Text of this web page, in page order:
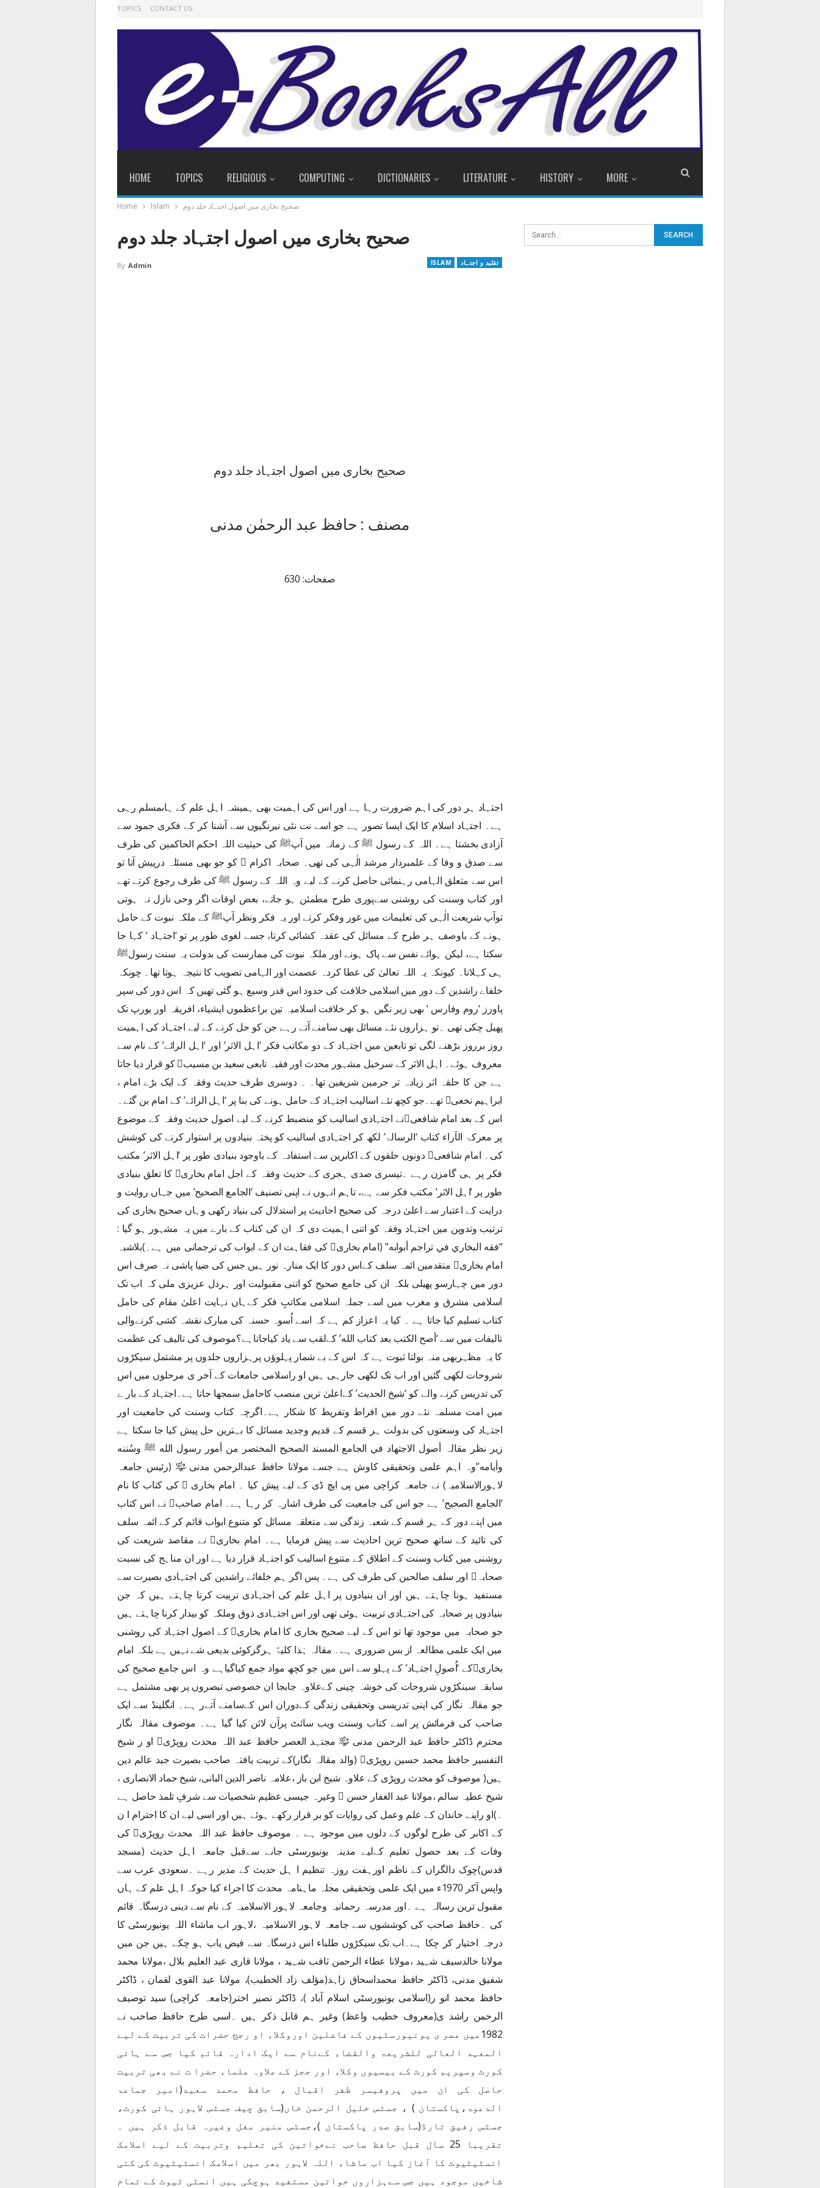
TOPICS CONTACT US
HOME TOPICS RELIGIOUS COMPUTING DICTIONARIES LITERATURE HISTORY MORE
Home Islam صحیح بخاری میں اصول اجتہاد جلد دوم
صحیح بخاری میں اصول اجتہاد جلد دوم
ISLAM تقلید و اجتہاد By Admin
صحیح بخاری میں اصول اجتہاد جلد دوم
مصنف : حافظ عبد الرحمٰن مدنی
صفحات: 630
اجتہاد ہر دور کی اہم ضرورت رہا ہے اور اس کی اہمیت بھی ہمیشہ اہل علم کے ہاںمسلم رہی
ہے۔ اجتہاد اسلام کا ایک ایسا تصور ہے جو اسے نت نئی نیرنگیوں سے آشنا کر کے فکری جمود سے
آزادی بخشتا ہے۔ اللہ کے رسول ﷺ کے زمانہ میں آپﷺ کی حیثیت اللہ احکم الحاکمین کی طرف
سے صدق و وفا کے علمبردار مرشد الٰہی کی تھی۔ صحابہ اکرام ﷢ کو جو بھی مسئلہ درپیش آتا تو
اس سے متعلق الہامی رہنمائی حاصل کرنے کے لیے وہ اللہ کے رسول ﷺ کی طرف رجوع کرتے تھے
اور کتاب وسنت کی روشنی سےپوری طرح مطمئن ہو جاتے، بعض اوقات اگر وحی نازل نہ ہوتی
توآپ شریعت الٰہی کی تعلیمات میں غور وفکر کرتے اور یہ فکر ونظر آپﷺ کے ملکہ نبوت کے حامل
ہونے کے باوصف ہر طرح کے مسائل کی عقدہ کشائی کرتا، جسے لغوی طور پر تو ‘اجتہاد ‘ کہا جا
سکتا ہے، لیکن ہوائے نفس سے پاک ہونے اور ملکہ نبوت کی ممارست کی بدولت یہ سنت رسولﷺ
ہی کہلاتا۔ کیونکہ یہ اللہ تعالیٰ کی عطا کردہ عصمت اور الہامی تصویب کا نتیجہ ہوتا تھا۔ چونکہ
خلفاے راشدین کے دور میں اسلامی خلافت کی حدود اس قدر وسیع ہو گئی تھیں کہ اس دور کی سپر
پاورز ‘روم وفارس ‘ بھی زیر نگیں ہو کر خلافت اسلامیہ تین براعظموں ایشیاء، افریقہ اور یورپ تک
پھیل چکی تھی ۔تو ہزاروں نئے مسائل بھی سامنے آتے رہے جن کو حل کرنے کے لیے اجتہاد کی اہمیت
روز برروز بڑھنے لگی تو تابعین میں اجتہاد کے دو مکاتب فکر ‘اہل الاثر’ اور ‘اہل الرائے’ کے نام سے
معروف ہوئے۔ اہل الاثر کے سرخیل مشہور محدث اور فقیہ تابعی سعید بن مسیب کو قرار دیا جاتا
ہے جن کا حلقہ اثر زیادہ تر حرمین شریفین تھا۔ ۔ دوسری طرف حدیث وفقہ کے ایک بڑے امام ،
ابراہیم نخعی تھے۔جو کچھ نئے اسالیب اجتہاد کے حامل ہونے کی بنا پر ‘اہل الرائے’ کے امام بن گئے۔
اس کے بعد امام شافعینے اجتہادی اسالیب کو منضبط کرنے کے لیے اصول حدیث وفقہ کے موضوع
پر معرکۃ الآراء کتاب ‘الرسالۃ’ لکھ کر اجتہادی اسالیب کو پختہ بنیادوں پر استوار کرنے کی کوشش
کی۔ امام شافعی دونوں حلقوں کے اکابرین سے استفادہ کے باوجود بنیادی طور پر ‘اہل الاثر’ مکتب
فکر پر ہی گامزن رہے ۔تیسری صدی ہجری کے حدیث وفقہ کے اجل امام بخاری کا تعلق بنیادی
طور پر ‘اہل الاثر’ مکتب فکر سے ہے، تاہم انہوں نے اپنی تصنیف ‘الجامع الصحیح’ میں جہاں روایت و
درایت کے اعتبار سے اعلیٰ درجہ کی صحیح احادیث پر استدلال کی بنیاد رکھی وہاں صحیح بخاری کی
ترتیب وتدوین میں اجتہاد وفقہ کو اتنی اہمیت دی کہ ان کی کتاب کے بارے میں یہ مشہور ہو گیا :
“فقه البخاري في تراجم أبوابه” (امام بخاری کی فقاہت ان کے ابواب کی ترجمانی میں ہے۔)بلاشبہ
امام بخاری متقدمین ائمہ سلف کےاس دور کا ایک منارہ نور ہیں جس کی ضیا پاشی نہ صرف اس
دور میں چہارسو پھیلی بلکہ ان کی جامع صحیح کو اتنی مقبولیت اور ہردل عزیزی ملی کہ اب تک
اسلامی مشرق و مغرب میں اسے جملہ اسلامی مکاتبِ فکر کےہاں نہایت اعلیٰ مقام کی حامل
کتاب تسلیم کیا جاتا ہے ۔ کیا یہ اعزاز کم ہے کہ اسے اُسوہ حسنہ کی مبارک نقشہ کشی کرنےوالی
تالیفات میں سے ‘أصح الکتب بعد کتاب الله’ کےلقب سے یاد کیاجاتاہے؟موصوف کی تالیف کی عظمت
کا یہ مظہربھی منہ بولتا ثبوت ہے کہ اس کے بے شمار پہلوؤں پرہزاروں جلدوں پر مشتمل سیکڑوں
شروحات لکھی گئیں اور اب تک لکھی جارہی ہیں او راسلامی جامعات کے آخر ی مرحلوں میں اس
کی تدریس کرنے والے کو ‘شیخ الحدیث’ کےاعلیٰ ترین منصب کاحامل سمجھا جاتا ہے۔اجتہاد کے بار ے
میں امت مسلمہ نئے دور میں افراط وتفریط کا شکار ہے۔اگرچہ کتاب وسنت کی جامعیت اور
اجتہاد کی وسعتوں کی بدولت ہر قسم کے قدیم وجدید مسائل کا بہترین حل پیش کیا جا سکتا ہے
زیر نظر مقالہ أصول الاجتهاد في الجامع المسند الصحیح المختصر من أمور رسول الله ﷺ وسُننه
وأیامه”وہ اہم علمی وتحقیقی کاوش ہے جسے مولانا حافظ عبدالرحمن مدنی ﷾ (رئیس جامعہ
لاہورالاسلامیہ) نے جامعہ کراچی میں پی ایچ ڈی کے لیے پیش کیا ۔ امام بخاری  کی کتاب کا نام
‘الجامع الصحیح’ ہے جو اس کی جامعیت کی طرف اشارہ کر رہا ہے۔ امام صاحب نے اس کتاب
میں اپنے دور کے ہر قسم کے شعبہ زندگی سے متعلقہ مسائل کو متنوع ابواب قائم کر کے ائمہ سلف
کی تائید کے ساتھ صحیح ترین احادیث سے پیش فرمایا ہے۔ امام بخاری نے مقاصد شریعت کی
روشنی میں کتاب وسنت کے اطلاق کے متنوع اسالیب کو اجتہاد قرار دیا ہے اور ان مناہج کی نسبت
صحابہ﷢ اور سلف صالحین کی طرف کی ہے۔ پس اگر ہم خلفائے راشدین کی اجتہادی بصیرت سے
مستفید ہونا چاہتے ہیں اور ان بنیادوں پر اہل علم کی اجتہادی تربیت کرنا چاہتے ہیں کہ جن
بنیادوں پر صحابہ کی اجتہادی تربیت ہوئی تھی اور اس اجتہادی ذوق وملکہ کو بیدار کرنا چاہتے ہیں
جو صحابہ میں موجود تھا تو اس کے لیے صحیح بخاری کا امام بخاری کے اصول اجتہاد کی روشنی
میں ایک علمی مطالعہ از بس ضروری ہے۔ مقالہ ہٰذا کلیۃً ہرگزکوئی بدیعی شے نہیں ہے بلکہ امام
بخاریکے ‘اُصولِ اجتہاد’ کے پہلو سے اس میں جو کچھ مواد جمع کیاگیاہے وہ اس جامع صحیح کی
سابقہ سینکڑوں شروحات کی خوشہ چینی کےعلاوہ جابجا ان خصوصی تبصروں پر بھی مشتمل ہے
جو مقالہ نگار کی اپنی تدریسی وتحقیقی زندگی کےدوران اس کےسامنے آتےر ہے۔ انگلینڈ سے ایک
صاحب کی فرمائش پر اسے کتاب وسنت ویب سائٹ پرآن لائن کیا گیا ہے۔ موصوف مقالہ نگار
محترم ڈاکٹر حافظ عبد الرحمن مدنی ﷾ مجتہد العصر حافظ عبد اللہ محدث روپڑی او ر شيخ
التفسير حافظ محمد حسین روپڑی (والد مقالہ نگار)کے تربیت یافتہ صاحب بصیرت جید عالم دین
ہیں( موصوف كو محدث روپڑی کے علاوہ شیخ ابن باز ،علامہ ناصر الدین البانی، شیخ حماد الانصاری ،
شیخ عطیہ سالم ،مولانا عبد الغفار حسن ﷭ وغیرہ جیسی عظیم شخصیات سے شرفِ تلمذ حاصل ہے
۔)او راپنے خاندان کے علم وعمل کی روایات کو بر قرار رکھے ہوئے ہیں اور اسی لیے ان کا احترام ا ن
کے اکابر کی طرح لوگوں کے دلوں میں موجود ہے ۔ موصوف حافظ عبد اللہ محدث روپڑی کی
وفات کے بعد حصول تعلیم کےلیے مدینہ یونیورسٹی جانے سےقبل جامعہ اہل حدیث (مسجد
قدس)چوک دالگراں کے ناظم اورہفت روزہ تنظیم ا ہل حدیث کے مدیر رہے ۔سعودی عرب سے
واپس آکر 1970ء میں ایک علمی وتحقیقی مجلہ ماہنامہ محدث کا اجراء کیا جوکہ اہل علم کے ہاں
مقبول ترین رسالہ ہے ۔اور مدرسہ رحمانیہ وجامعہ لاہور الاسلامیہ کے نام سے دینی درسگاہ قائم
کی ۔حافظ صاحب کی کوششوں سے جامعہ لاہور الاسلامیہ ،لاہور اب ماشاء اللہ یونیورسٹی کا
درجہ اختیار کر چکا ہے۔اب تک سیکڑوں طلباء اس درسگاہ سے فیض یاب ہو چکے ہیں جن میں
مولانا خالدسیف شہید ،مولانا عطاء الرحمن ثاقب شہید ، مولانا قاری عبد العلیم بلال ،مولانا محمد
شفیق مدنی، ڈاکٹر حافظ محمداسحاق زاہد(مؤلف زاد الخطیب)، مولانا عبد القوی لقمان ، ڈاکٹر
حافظ محمد انو ر(اسلامی یونیورسٹی اسلام آباد )، ڈاکٹر نصیر اختر(جامعہ کراچی) سید توصیف
الرحمن راشد ی(معروف خطیب واعظ) وغیر ہم قابل ذکر ہیں ۔اسی طرح حافظ صاحب نے
1982میں عصر ی یونیورسٹیوں کے فاضلین اوروکلاء او رجج حضرات کی تربیت کے لیے
المعہد العالی للشریعۃ والقضاء کےنام سے ایک ادارہ قائم کیا جس سے ہائی
کورٹ وسپریم کورٹ کے بیسیوں وکلاء اور ججز کے علاوہ علماء حضرا ت نے بھی تربیت
حاصل کی ان میں پروفیسر ظفر اقبال ، حافظ محمد سعید(امیر جماعۃ
الدعوۃ،پاکستان ) ، جسٹس خلیل الرحمن خاں(سابق چیف جسٹس لاہور ہائی کورٹ،
جسٹس رفیق تارڈ(سابق صدر پاکستان )،جسٹس منیر مغل وغیرہ قابل ذکر ہیں ۔
تقریبا 25 سال قبل حافظ صاحب نےخواتین کی تعلیم وتربیت کے لیے اسلامک
انسٹیٹیوٹ کا آغاز کیا اب ماشاء اللہ لاہور بھر میں اسلامک انسٹیٹیوٹ کی کئی
شاخیں موجود ہیں جس سےہزاروں خواتین مستفید ہوچکی ہیں انسٹی ٹیوٹ کے تمام